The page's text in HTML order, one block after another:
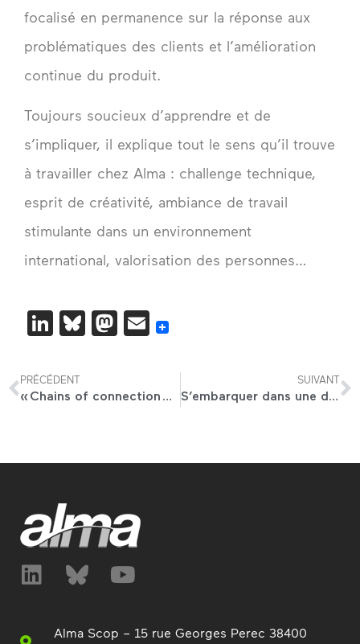
focalisé en permanence sur la réponse aux
problématiques des clients et l’amélioration
continue du produit.
Toujours soucieux d’apprendre et de
s’impliquer, il explique tout le sens qu’il trouve
à travailler chez Alma : challenge technique,
esprit de créativité, ambiance de travail
stimulante dans un environnement
international, valorisation des personnes…
LinkedIn
Bluesky
Mastodon
Email
PRÉCÉDENT
« Chains of connection », une fresque street art sur les bâtiments d’Alma
SUIVANT
S’embarquer dans une démarche environnementale : retours d’expérience d’une entreprise coopérative
Alma Scop – 15 rue Georges Perec 38400